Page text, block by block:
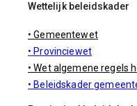
Wettelijk beleidskader
• Gemeentewet
• Provinciewet
• Wet algemene regels
• Beleidskader